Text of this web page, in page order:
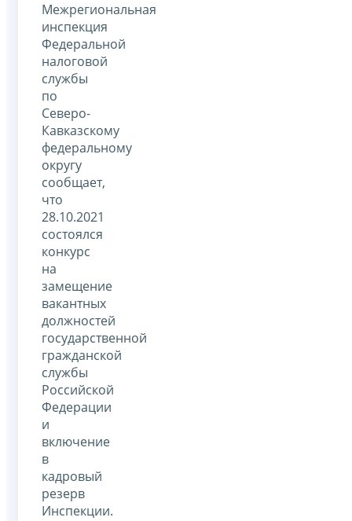
Межрегиональная
инспекция
Федеральной
налоговой
службы
по
Северо-
Кавказскому
федеральному
округу
сообщает,
что
28.10.2021
состоялся
конкурс
на
замещение
вакантных
должностей
государственной
гражданской
службы
Российской
Федерации
и
включение
в
кадровый
резерв
Инспекции.